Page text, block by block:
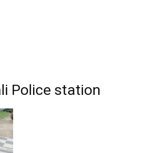
Police station